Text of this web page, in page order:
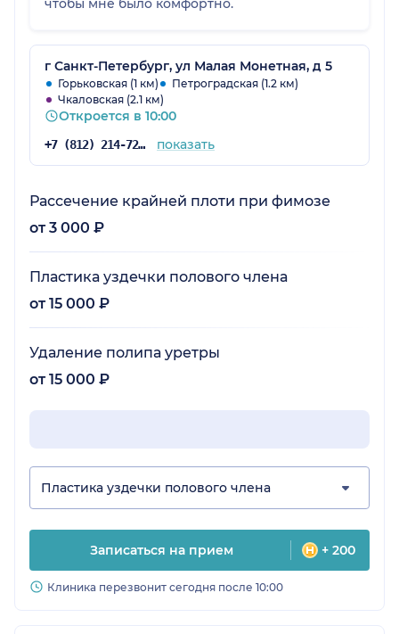
чтобы мне было комфортно.
г Санкт-Петербург, ул Малая Монетная, д 5
Горьковская (1 км)
Петроградская (1.2 км)
Чкаловская (2.1 км)
Откроется в 10:00
+7 (812) 214-72-37 показать
Рассечение крайней плоти при фимозе
от 3 000 ₽
Пластика уздечки полового члена
от 15 000 ₽
Удаление полипа уретры
от 15 000 ₽
Пластика уздечки полового члена
Записаться на прием + 200
Клиника перезвонит сегодня после 10:00